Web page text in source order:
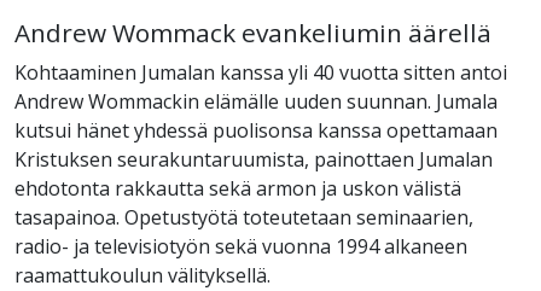
Andrew Wommack evankeliumin äärellä
Kohtaaminen Jumalan kanssa yli 40 vuotta sitten antoi
Andrew Wommackin elämälle uuden suunnan. Jumala
kutsui hänet yhdessä puolisonsa kanssa opettamaan
Kristuksen seurakuntaruumista, painottaen Jumalan
ehdotonta rakkautta sekä armon ja uskon välistä
tasapainoa. Opetustyötä toteutetaan seminaarien,
radio- ja televisiotyön sekä vuonna 1994 alkaneen
raamattukoulun välityksellä.